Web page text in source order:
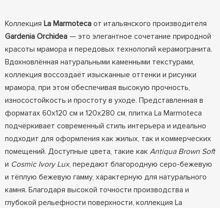
Коллекция La Marmotecaот итальянского производителя
Gardenia Orchidea— это элегантное сочетание природной
красоты мрамора и передовых технологий керамогранита.
Вдохновлённая натуральными каменными текстурами,
коллекция воссоздаёт изысканные оттенки и рисунки
мрамора, при этом обеспечивая высокую прочность,
износостойкость и простоту в уходе. Представленная в
форматах 60x120 см и 120x280 см, плитка La Marmoteca
подчёркивает современный стиль интерьера и идеально
подходит для оформления как жилых, так и коммерческих
помещений. Доступные цвета, такие как Antiqua Brown Soft
и Cosmic Ivory Lux, передают благородную серо-бежевую
и тёплую бежевую гамму, характерную для натурального
камня. Благодаря высокой точности производства и
глубокой рельефности поверхности, коллекция La